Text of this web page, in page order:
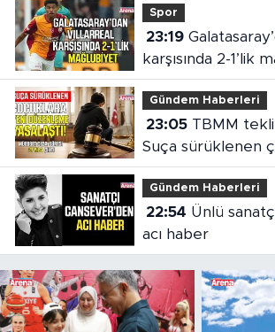
Spor
23:19Galatasaray’dan Villarreal
karşısında 2-1’lik
Gündem Haberleri
23:05TBMM teklifi kabul etti !
Suça sürüklenen
değişti
Gündem Haberleri
22:54
acı haber